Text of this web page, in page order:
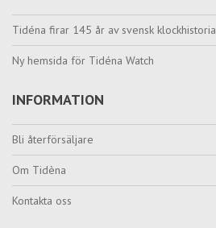
Tidéna firar 145 år av svensk klockhistoria
Ny hemsida för Tidéna Watch
INFORMATION
Bli återförsäljare
Om Tidèna
Kontakta oss